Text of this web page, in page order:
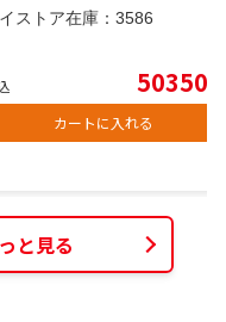
ストア在庫： 3586
50350
カートに入れる
と見る